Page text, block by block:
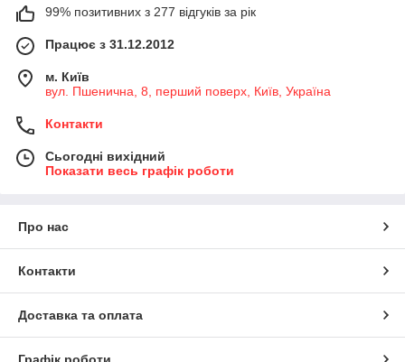
99% позитивних з 277 відгуків за рік
Працює з 31.12.2012
м. Київ
вул. Пшенична, 8, перший поверх, Київ, Україна
Контакти
Сьогодні вихідний
Показати весь графік роботи
Про нас
Контакти
Доставка та оплата